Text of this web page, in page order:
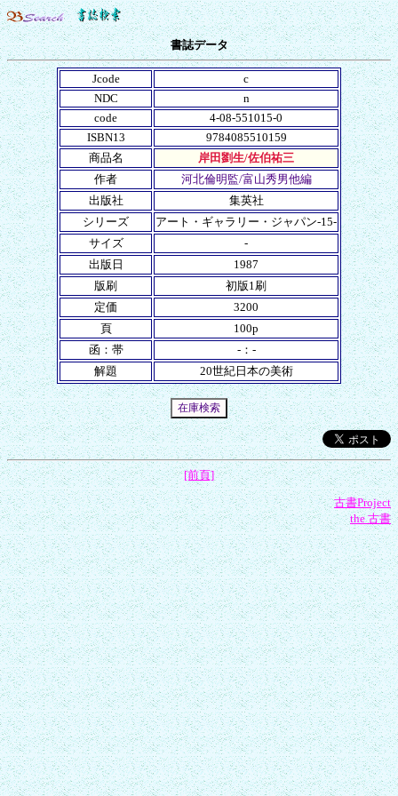
書誌データ
Jcode
c
NDC
n
code
4-08-551015-0
ISBN13
9784085510159
商品名
岸田劉生/佐伯祐三
作者
河北倫明監/富山秀男他編
出版社
集英社
シリーズ
アート・ギャラリー・ジャパン-15-
サイズ
-
出版日
1987
版刷
初版1刷
定価
3200
頁
100p
函：帯
-：-
解題
20世紀日本の美術
[前頁]
古書Project
the 古書